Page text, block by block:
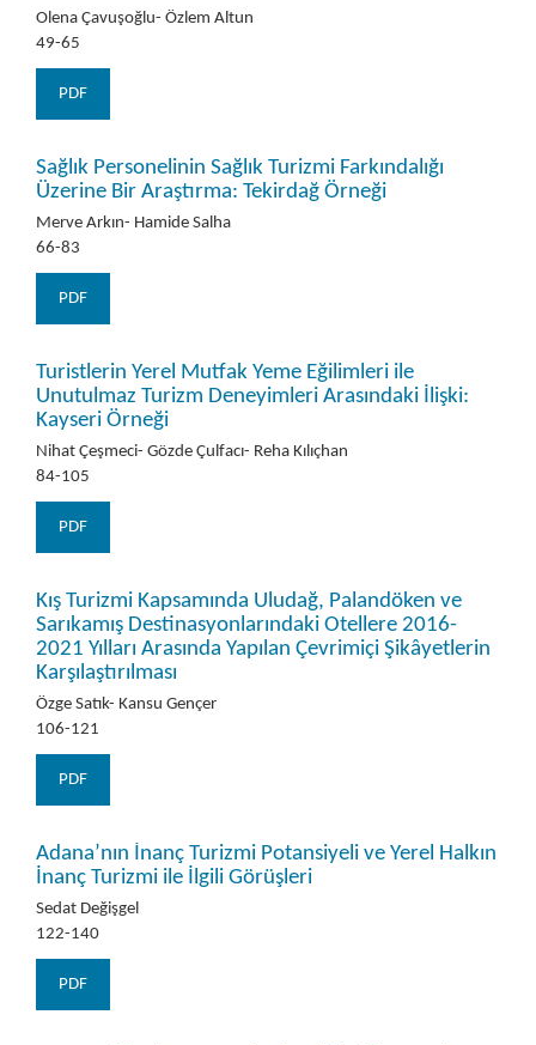
Olena Çavuşoğlu- Özlem Altun
49-65
PDF
Sağlık Personelinin Sağlık Turizmi Farkındalığı
Üzerine Bir Araştırma: Tekirdağ Örneği
Merve Arkın- Hamide Salha
66-83
PDF
Turistlerin Yerel Mutfak Yeme Eğilimleri ile
Unutulmaz Turizm Deneyimleri Arasındaki İlişki:
Kayseri Örneği
Nihat Çeşmeci- Gözde Çulfacı- Reha Kılıçhan
84-105
PDF
Kış Turizmi Kapsamında Uludağ, Palandöken ve
Sarıkamış Destinasyonlarındaki Otellere 2016-
2021 Yılları Arasında Yapılan Çevrimiçi Şikâyetlerin
Karşılaştırılması
Özge Satık- Kansu Gençer
106-121
PDF
Adana’nın İnanç Turizmi Potansiyeli ve Yerel Halkın
İnanç Turizmi ile İlgili Görüşleri
Sedat Değişgel
122-140
PDF